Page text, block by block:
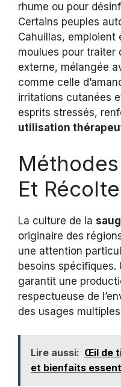
rhume ou pour
Certains peuples
Cahuillas, emploient
moulues pour traiter
externe, mélangée
comme celle
irritations cutanées
esprits stressés,
utilisation
Et Récolte
La culture de la
originaire des
une attention
besoins spécifiques.
garantit une
respectueuse de
des usages
Lire aussi: Œil de
et bienfaits